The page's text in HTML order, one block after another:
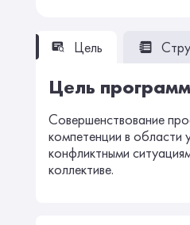
Цель
Цель
Совершенствование
компетенции в области
конфликтными
коллективе.